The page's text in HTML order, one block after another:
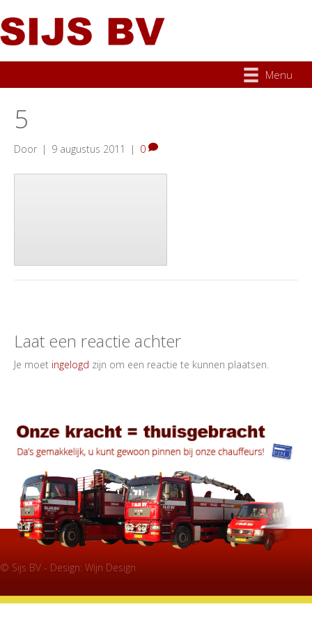
Menu
5
Door | 9 augustus 2011 | 0
Laat een reactie achter
Je moet ingelogd zijn om een reactie te kunnen plaatsen.
© Sijs BV - Design: Wijn Design